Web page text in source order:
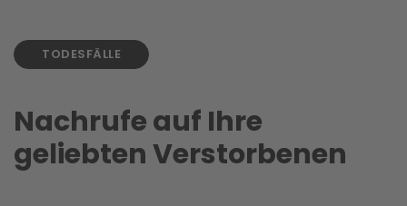
TODESFÄLLE
Nachrufe auf Ihre
geliebten Verstorbenen